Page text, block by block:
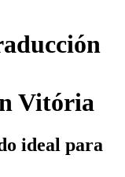
Vitória
ideal para